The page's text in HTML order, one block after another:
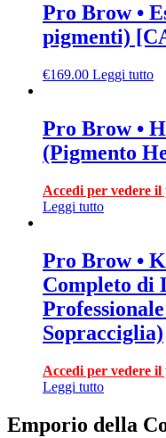
Pro Brow •
pigmenti)
€169.00 Leggi tutto
Pro Brow •
(Pigmento
Accedi per vedere il
Leggi tutto
Pro Brow •
Completo di
Sopracciglia)
Accedi per vedere il
Leggi tutto
Emporio della